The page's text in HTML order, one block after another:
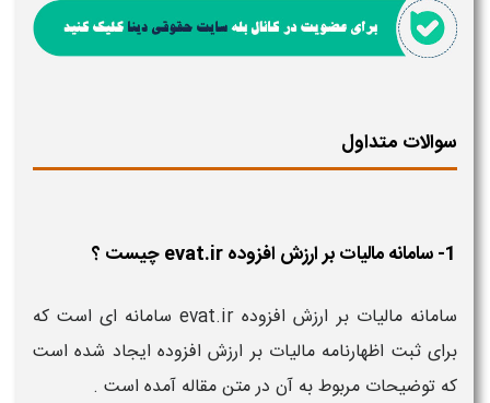
سوالات متداول
1- سامانه مالیات بر ارزش افزوده evat.ir چیست ؟
سامانه مالیات بر ارزش افزوده evat.ir سامانه ای است که
برای ثبت اظهارنامه مالیات بر ارزش افزوده ایجاد شده است
که توضیحات مربوط به آن در متن مقاله آمده است .